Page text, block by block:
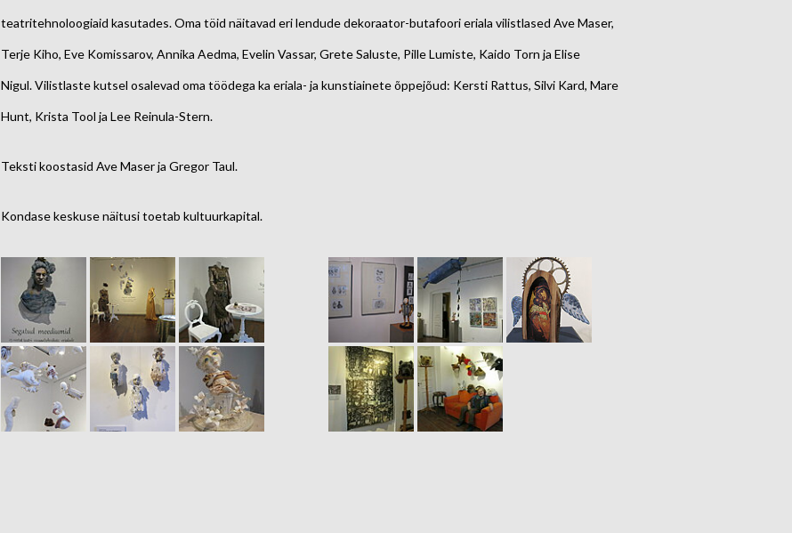
teatritehnoloogiaid kasutades.Oma töid näitavad eri lendude dekoraator-butafoori eriala vilistlased Ave Maser,
Terje Kiho, Eve Komissarov, Annika Aedma, Evelin Vassar, Grete Saluste, Pille Lumiste, Kaido Torn ja Elise
Nigul.Vilistlaste kutsel osalevad oma töödega ka eriala- ja kunstiainete õppejõud: Kersti Rattus, Silvi Kard, Mare
Hunt, Krista Tool ja Lee Reinula-Stern.
Teksti koostasid Ave Maser ja Gregor Taul.
Kondase keskuse näitusi toetab kultuurkapital.